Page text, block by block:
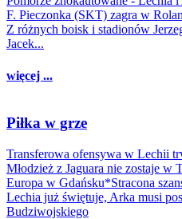
F. Pieczonka (SKT) zagra w
Z różnych boisk i stadionów
Jacek...
więcej ...
Piłka w grze
Transferowa ofensywa w Lechii
Młodzież z Jaguara nie zostaje w
Europa w Gdańsku*Stracona
Lechia już świętuje, Arka musi
Budziwojskiego